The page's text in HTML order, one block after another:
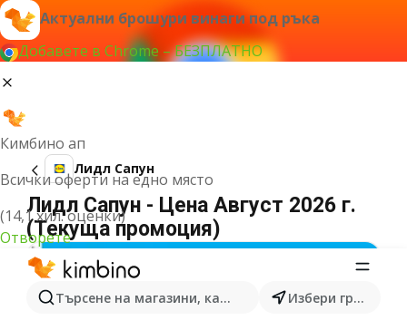
Актуални брошури винаги под ръка
Добавете в Chrome – БЕЗПЛАТНО
Кимбино ап
Всички оферти на едно място
(14,1 хил. оценки)
Отворете
Търсене на магазини, категории, продукти...Избери град
Лидл Сапун
Лидл Сапун - Цена Август 2026 г.
(Текуща промоция)